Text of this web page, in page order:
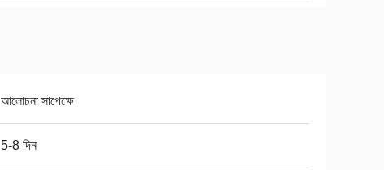
আলোচনা সাপেক্ষে
5-8 দিন